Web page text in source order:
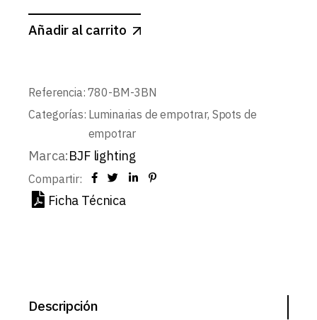
Añadir al carrito
Referencia: 780-BM-3BN
Categorías: Luminarias de empotrar, Spots de
empotrar
Marca:BJF lighting
Compartir:
Ficha Técnica
Descripción